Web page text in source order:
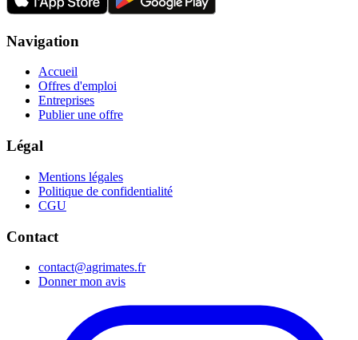
Navigation
Accueil
Offres d'emploi
Entreprises
Publier une offre
Légal
Mentions légales
Politique de confidentialité
CGU
Contact
contact@agrimates.fr
Donner mon avis